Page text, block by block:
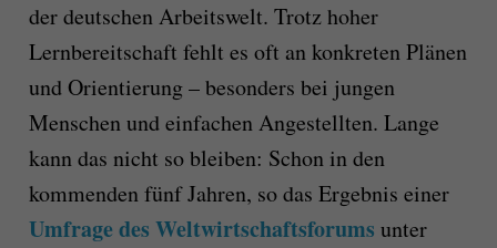
der deutschen Arbeitswelt. Trotz hoher
Lernbereitschaft fehlt es oft an konkreten Plänen
und Orientierung – besonders bei jungen
Menschen und einfachen Angestellten. Lange
kann das nicht so bleiben: Schon in den
kommenden fünf Jahren, so das Ergebnis einer
Umfrage des Weltwirtschaftsforums unter